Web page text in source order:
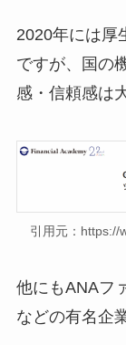
2020年には厚
ですが、国の
感・信頼感は
引用元：https://
他にもANAフ
などの有名企